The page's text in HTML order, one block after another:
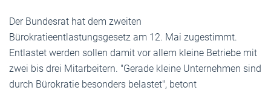
Der Bundesrat hat dem zweiten
Bürokratieentlastungsgesetz am 12. Mai zugestimmt.
Entlastet werden sollen damit vor allem kleine Betriebe mit
zwei bis drei Mitarbeitern. "Gerade kleine Unternehmen sind
durch Bürokratie besonders belastet", betont